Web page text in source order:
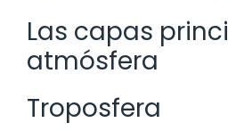
Las capas
atmósfera
Troposfera